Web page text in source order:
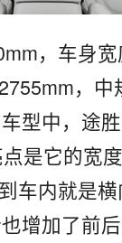
，车身
，中
型中，途
是它的宽
车内就是
增加了前